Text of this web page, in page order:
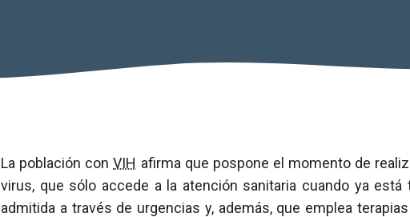
La población conVIH afirma que pospone el momento de
virus, que sólo accede a la atención sanitaria cuando ya
admitida a través de urgencias y, además, que emplea